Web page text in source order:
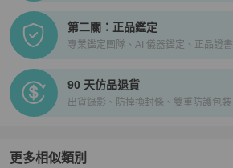
第二關：正品鑑定
專業鑑定團隊、AI 儀器鑑定、正品證書
90 天仿品退貨
出貨錄影、防掉換封條、雙重防護包裝
更多相似類別